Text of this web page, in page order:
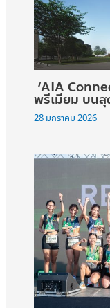
‘AIA
พรีเมียม บนสุ
28 มกราคม 2026